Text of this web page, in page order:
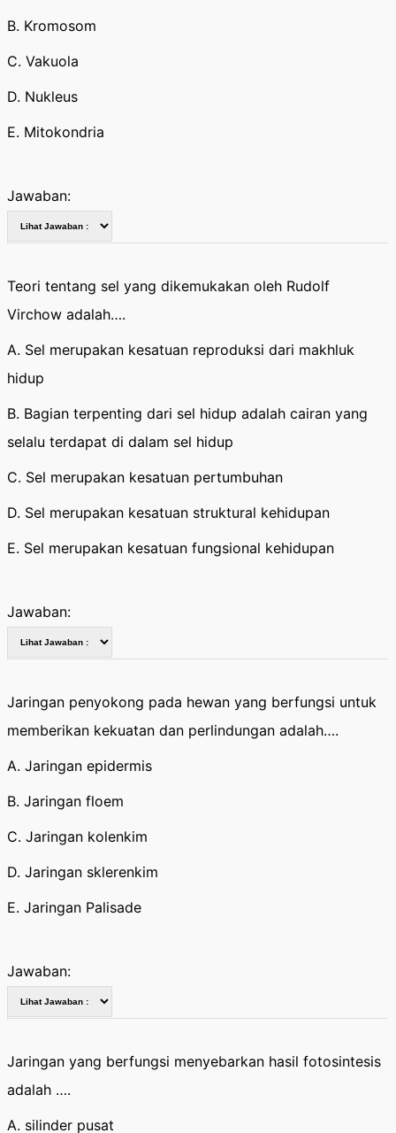
B. Kromosom
C. Vakuola
D. Nukleus
E. Mitokondria
Jawaban:
Teori tentang sel yang dikemukakan oleh Rudolf
Virchow adalah….
A. Sel merupakan kesatuan reproduksi dari makhluk
hidup
B. Bagian terpenting dari sel hidup adalah cairan yang
selalu terdapat di dalam sel hidup
C. Sel merupakan kesatuan pertumbuhan
D. Sel merupakan kesatuan struktural kehidupan
E. Sel merupakan kesatuan fungsional kehidupan
Jawaban:
Jaringan penyokong pada hewan yang berfungsi untuk
memberikan kekuatan dan perlindungan adalah….
A. Jaringan epidermis
B. Jaringan floem
C. Jaringan kolenkim
D. Jaringan sklerenkim
E. Jaringan Palisade
Jawaban:
Jaringan yang berfungsi menyebarkan hasil fotosintesis
adalah ….
A. silinder pusat